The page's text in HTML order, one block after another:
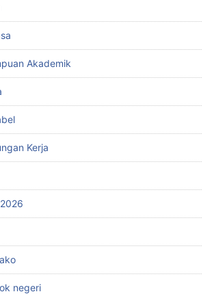
Akademik
Kerja
negeri